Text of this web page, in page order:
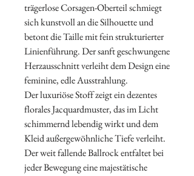
trägerlose Corsagen-Oberteil schmiegt
sich kunstvoll an die Silhouette und
betont die Taille mit fein strukturierter
Linienführung. Der sanft geschwungene
Herzausschnitt verleiht dem Design eine
feminine, edle Ausstrahlung.
Der luxuriöse Stoff zeigt ein dezentes
florales Jacquardmuster, das im Licht
schimmernd lebendig wirkt und dem
Kleid außergewöhnliche Tiefe verleiht.
Der weit fallende Ballrock entfaltet bei
jeder Bewegung eine majestätische